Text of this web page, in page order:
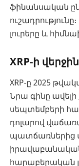
ֆինանսական
լուրերը և
XRP-ի
XRP-ը 2025
Նրա գինը ավելի
սեպտեմբերի
դոլարով
պատճառներից
հարաբերական